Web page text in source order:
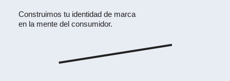
Construimos tu identidad de marca
en la mente del consumidor.